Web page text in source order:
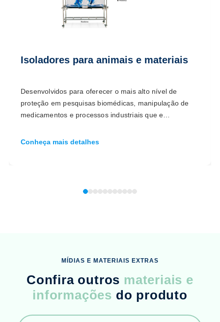
Isoladores para animais e materiais
Desenvolvidos para oferecer o mais alto nível de
proteção em pesquisas biomédicas, manipulação de
medicamentos e processos industriais que e…
Conheça mais detalhes
MÍDIAS E MATERIAIS EXTRAS
Confira outros materiais e
informações do produto